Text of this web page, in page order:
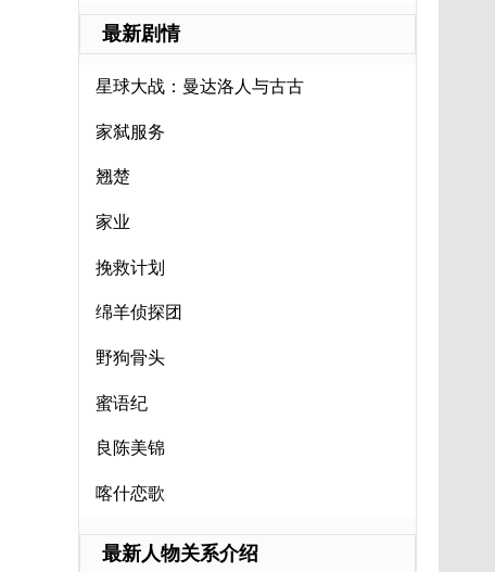
最新剧情
星球大战：曼达洛人与古古
家弑服务
翘楚
家业
挽救计划
绵羊侦探团
野狗骨头
蜜语纪
良陈美锦
喀什恋歌
最新人物关系介绍